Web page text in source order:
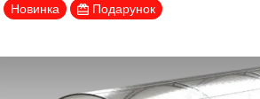
Новинка Подарунок